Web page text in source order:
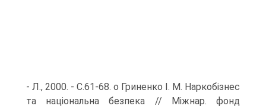
- Л., 2000. - С.61-68. о Гриненко І. М. Наркобізнес
та національна безпека // Міжнар. фонд